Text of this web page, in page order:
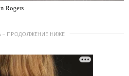
Rogers
– ПРОДОЛЖЕНИЕ НИЖЕ